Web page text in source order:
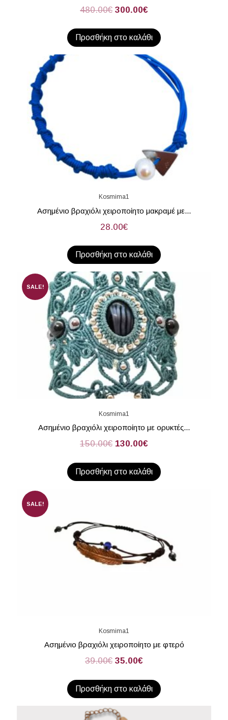
480.00€ 300.00€
Προσθήκη στο καλάθι
Kosmima1
Ασημένιο βραχιόλι χειροποίητο μακραμέ με...
28.00€
Προσθήκη στο καλάθι
SALE!
Kosmima1
Ασημένιο βραχιόλι χειροποίητο με ορυκτές...
150.00€ 130.00€
Προσθήκη στο καλάθι
SALE!
Kosmima1
Ασημένιο βραχιόλι χειροποίητο με φτερό
39.00€ 35.00€
Προσθήκη στο καλάθι